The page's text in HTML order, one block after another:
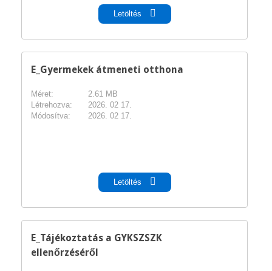
Letöltés
E_Gyermekek átmeneti otthona
Méret:
2.61 MB
Létrehozva:
2026. 02 17.
Módosítva:
2026. 02 17.
Letöltés
E_Tájékoztatás a GYKSZSZK
ellenőrzéséről